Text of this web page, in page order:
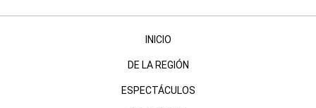
INICIO
DE LA REGIÓN
ESPECTÁCULOS